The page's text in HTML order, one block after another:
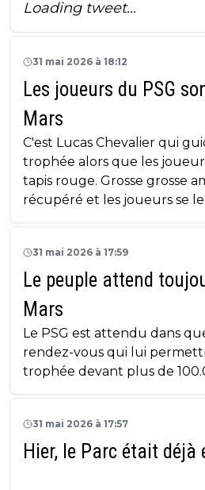
Loading tweet…
31 mai 2026 à 18:12
Les joueurs du PSG
Mars
C'est Lucas Chevalier qui
trophée alors que les
tapis rouge. Grosse grosse
récupéré et les joueurs se
31 mai 2026 à 17:59
Le peuple attend
Mars
Le PSG est attendu dans
rendez-vous qui lui
trophée devant plus de
31 mai 2026 à 17:57
Hier, le Parc était déjà